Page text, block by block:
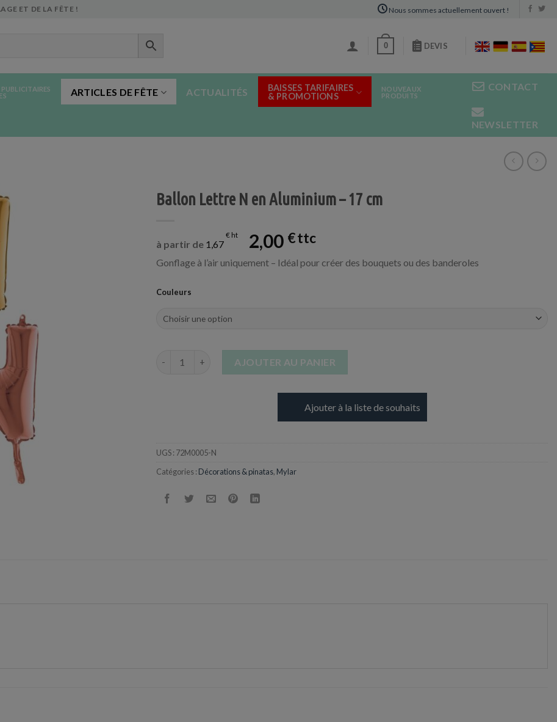
ET DE LA FÊTE ! Nous sommes actuellement ouvert !
0 DEVIS
ARTICLES DE FÊTE ACTUALITÉS
BAISSES TARIFAIRES
& PROMOTIONS
NOUVEAUX
PRODUITS
CONTACT
NEWSLETTER
Ballon Lettre N en Aluminium – 17 cm
à partir de 1,67
€ 2,00 €
Gonflage à l’air uniquement – Idéal pour créer des bouquets ou des banderoles
Couleurs
AJOUTER AU PANIER
Ajouter à la liste de souhaits
UGS : 72M0005-N
Catégories : Décorations & pinatas, Mylar